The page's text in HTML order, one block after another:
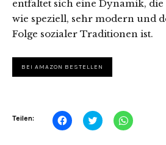
entfaltet sich eine Dynamik, die
wie speziell, sehr modern und
Folge sozialer Traditionen ist.
BEI AMAZON BESTELLEN
Teilen: Klick,
um
Klick,
um
Klicken,
um